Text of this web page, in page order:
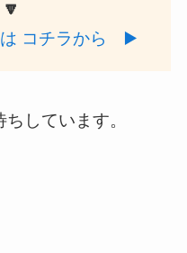
は コチラから ▶️
しています。